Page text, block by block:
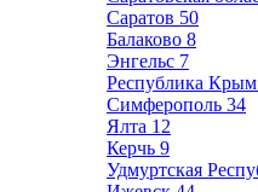
Саратов 50
Балаково 8
Энгельс 7
Республика Крым
Симферополь 34
Ялта 12
Керчь 9
Удмуртская